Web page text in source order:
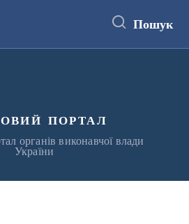
Пошук
портал
органів виконавчої влади
України